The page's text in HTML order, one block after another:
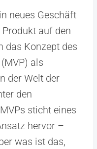
neues Geschäft
auf den
das Konzept des
als
der Welt der
den
sticht eines
hervor –
was ist das,